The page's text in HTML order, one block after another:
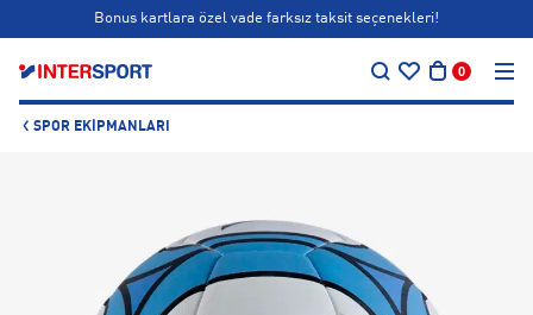
Bonus kartlara özel vade farksız taksit seçenekleri!
0
SPOR EKIPMANLARI